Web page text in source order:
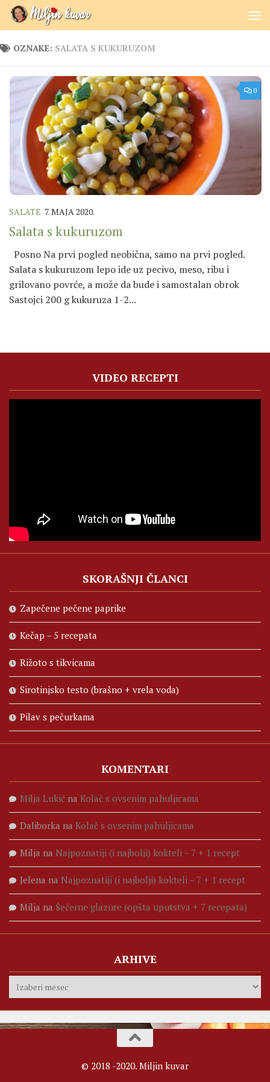
Skip to content
OZNAKE: SALATA S KUKURUZOM
0
SALATE 7. MAJA 2020.
Salata s kukuruzom
Posno Na prvi pogled neobična, samo na prvi pogled.
Salata s kukuruzom lepo ide uz pecivo, meso, ribu i
grilovano povrće, a može da bude i samostalan obrok
Sastojci 200 g kukuruza 1-2...
VIDEO RECEPTI
SKORAŠNJI ČLANCI
Zapečene pečene paprike
Kečap – 5 recepata
Rižoto s tikvicama
Sirotinjsko testo (brašno + vrela voda)
Pilav s pečurkama
KOMENTARI
Milja Lukić na Kolač s ovsenim pahuljicama
Daliborka na Kolač s ovsenim pahuljicama
Milja na Najpoznatiji (i najbolji) kokteli – 7 + 1 recept
Jelena na Najpoznatiji (i najbolji) kokteli – 7 + 1 recept
Milja na Šećerne glazure (opšta uputstva + 7 recepata)
ARHIVE
Arhive
© 2018 -2020. Miljin kuvar